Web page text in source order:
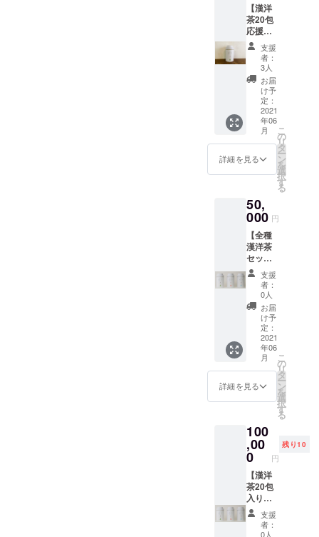
【漢洋
茶20包
応援プ
ラン】
漢洋茶
20包＋
お礼の
手紙＋
オリジ
ナルタ
ンブ
ラー ※
漢洋茶
の種類
をオプ
ション
選びく
ださ
い。
支援
者：
3人
お届
け予
定：
2021
年06
月
詳細を見る
こ
の
リ
タ
ー
ン
を
選
択
す
る
50,
000 円
【全種
漢洋茶
セット
応援プ
ラン】
漢洋茶
20包３
種セッ
ト＋お
礼の手
紙＋オ
リジナ
ルタン
ブラー
支援
者：
0人
お届
け予
定：
2021
年06
月
詳細を見る
こ
の
リ
タ
ー
ン
を
選
択
す
る
100
,00
0 円
残り10
【漢洋
茶20包
入り３
種＋お
かわり
90包付
支援
者：
0人